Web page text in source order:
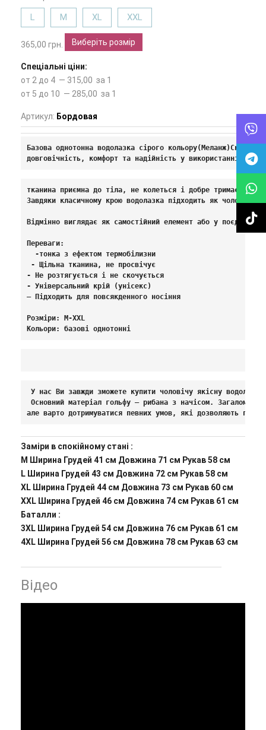
L M XL XXL
365,00 грн. Виберіть розмір
Спеціальні ціни:
от 2 до 4 — 315,00 за 1
от 5 до 10 — 285,00 за 1
Артикул: Бордовая
Базова однотонна водолазка сірого кольору(Меланж)Склад
довговічність, комфорт та надійність у використанні.
тканина приємна до тіла, не колеться і добре тримає
Завдяки класичному крою водолазка підходить як
Відмінно виглядає як самостійний елемент або у
Переваги:
  -тонка з ефектом термобілизни
- Щільна тканина, не просвічує
- Не розтягується і не скочується
- Універсальний крій (унісекс)
— Підходить для повсякденного носіння
Розміри: М-XXL
Кольори: базові однотонні
У нас Ви завжди зможете купити чоловічу якісну
Основний матеріал гольфу – рибана з начісом. Загалом
але варто дотримуватися певних умов, які дозволяють
Заміри в спокійному стані :
M Ширина Грудей 41 см Довжина 71 см Рукав 58 см
L Ширина Грудей 43 см Довжина 72 см Рукав 58 см
XL Ширина Грудей 44 см Довжина 73 см Рукав 60 см
XXL Ширина Грудей 46 см Довжина 74 см Рукав 61 см
Баталли :
3XL Ширина Грудей 54 см Довжина 76 см Рукав 61 см
4XL Ширина Грудей 56 см Довжина 78 см Рукав 63 см
Відео